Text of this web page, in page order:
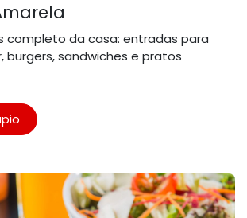
completo da casa: entradas para
burgers, sandwiches e pratos